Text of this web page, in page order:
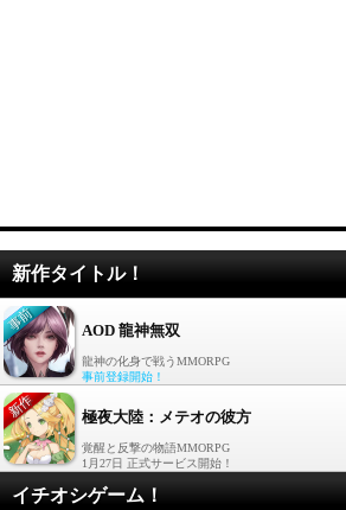
新作タイトル！
AOD 龍神無双
龍神の化身で戦うMMORPG
事前登録開始！
極夜大陸：メテオの彼方
覚醒と反撃の物語MMORPG
1月27日 正式サービス開始！
イチオシゲーム！